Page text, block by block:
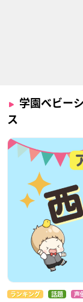
学園ベビー
ス
ランキング 話題 声